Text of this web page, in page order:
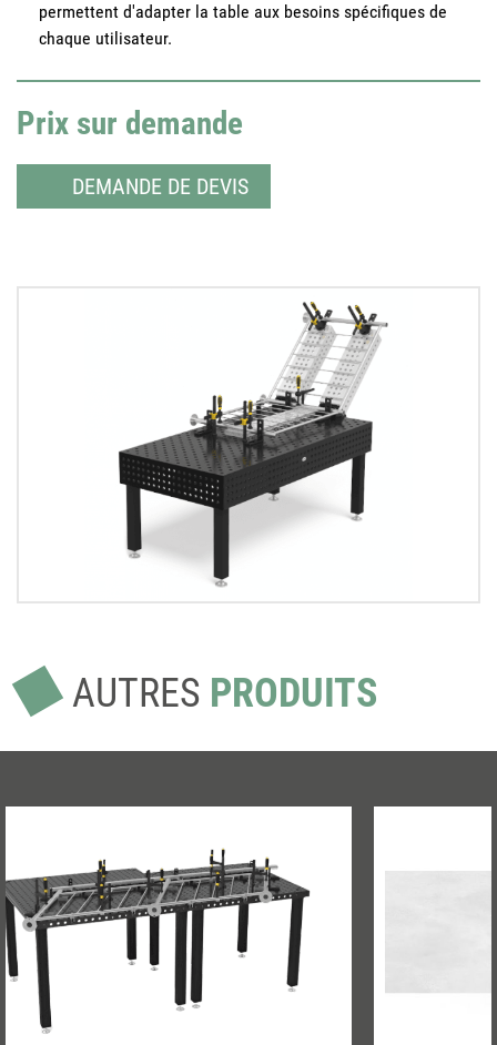
permettent d'adapter la table aux besoins spécifiques de
chaque utilisateur.
Prix sur demande
DEMANDE DE DEVIS
AUTRES PRODUITS